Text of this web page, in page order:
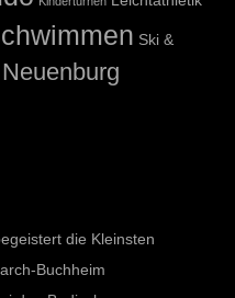
Ski &
die Kleinsten
Buchheim